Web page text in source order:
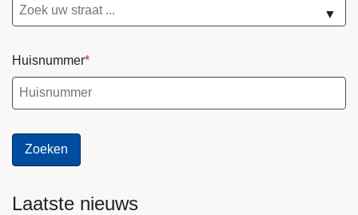
▼
Huisnummer
Laatste nieuws